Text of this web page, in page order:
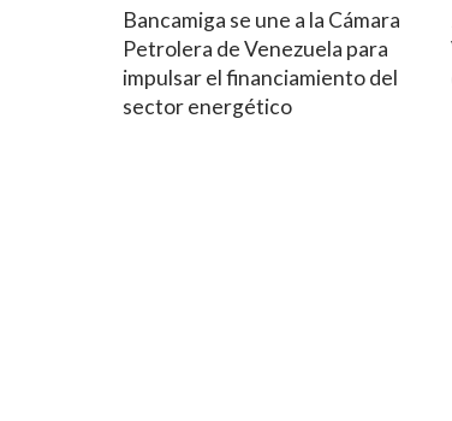
Bancamiga se une a la Cámara
Petrolera de Venezuela para
impulsar el financiamiento del
sector energético